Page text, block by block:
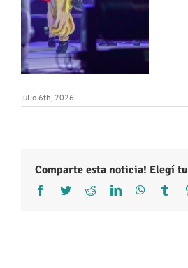
julio 6th, 2026
Comparte esta noticia! Elegí
Facebook
TwitterRedditLinkedIn